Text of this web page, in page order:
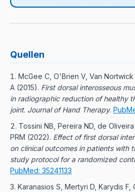
Quellen
McGee C, O'Brien V, Van
A (2015). First dorsal interosseous
in radiographic reduction of healthy
joint. Journal of Hand Therapy.
Tossini NB, Pereira ND, de
PRM (2022). Effect of first dorsal
on clinical outcomes in patients with
study protocol for a randomized
PubMed: 35241133
Karanasios S, Mertyri D, Karydis F,